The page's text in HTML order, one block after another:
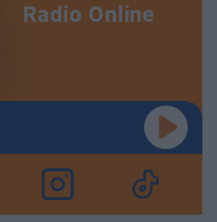
Radio Online